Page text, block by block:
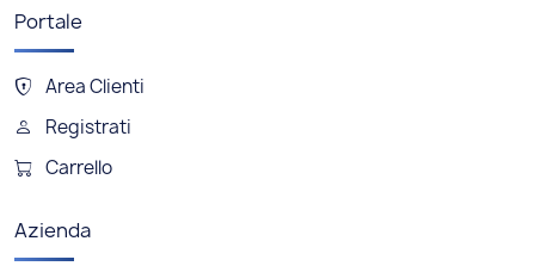
Portale
Area Clienti
Registrati
Carrello
Azienda